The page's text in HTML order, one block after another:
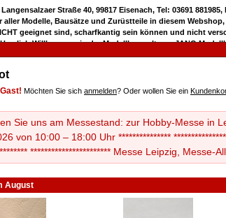
Straße 40, 99817 Eisenach, Tel: 03691
aller Modelle, Bausätze und Zurüstteile in diesem
geeignet sind, scharfkantig sein können und nicht
Herzlich Willkommen in der Modellbauwelt von JANO
Gast! Möchten Sie sich anmelden? Oder wollen Sie ein
Sie uns am Messestand: zur Hobby-Messe in
von 10:00 – 18:00 Uhr ***************
*********************** Messe Leipzig, Messe-
August